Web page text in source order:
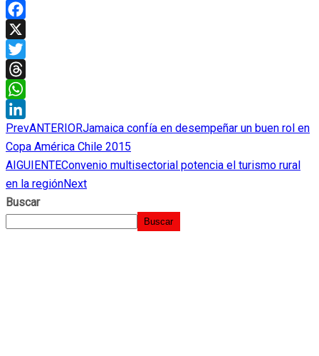
Facebook
X
Twitter
Threads
WhatsApp
LinkedIn
PrevANTERIORJamaica confía en desempeñar un buen rol en
Copa América Chile 2015
AIGUIENTEConvenio multisectorial potencia el turismo rural
en la regiónNext
Buscar
Buscar